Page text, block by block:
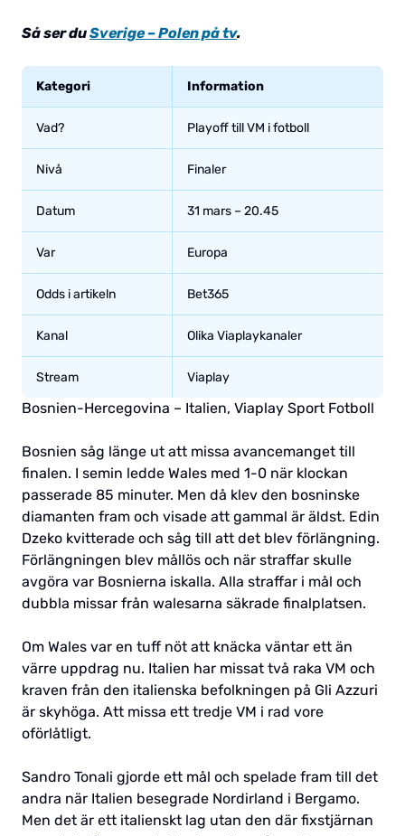
Så ser duSverige – Polen på tv.
Kategori Information
Vad? Playoff till VM i fotboll
Nivå Finaler
Datum 31 mars – 20.45
Var Europa
Odds i artikeln Bet365
Kanal Olika Viaplaykanaler
Stream Viaplay
Bosnien-Hercegovina – Italien, Viaplay Sport Fotboll
Bosnien såg länge ut att missa avancemanget till
finalen. I semin ledde Wales med 1-0 när klockan
passerade 85 minuter. Men då klev den bosninske
diamanten fram och visade att gammal är äldst. Edin
Dzeko kvitterade och såg till att det blev förlängning.
Förlängningen blev mållös och när straffar skulle
avgöra var Bosnierna iskalla. Alla straffar i mål och
dubbla missar från walesarna säkrade finalplatsen.
Om Wales var en tuff nöt att knäcka väntar ett än
värre uppdrag nu. Italien har missat två raka VM och
kraven från den italienska befolkningen på Gli Azzuri
är skyhöga. Att missa ett tredje VM i rad vore
oförlåtligt.
Sandro Tonali gjorde ett mål och spelade fram till det
andra när Italien besegrade Nordirland i Bergamo.
Men det är ett italienskt lag utan den där fixstjärnan